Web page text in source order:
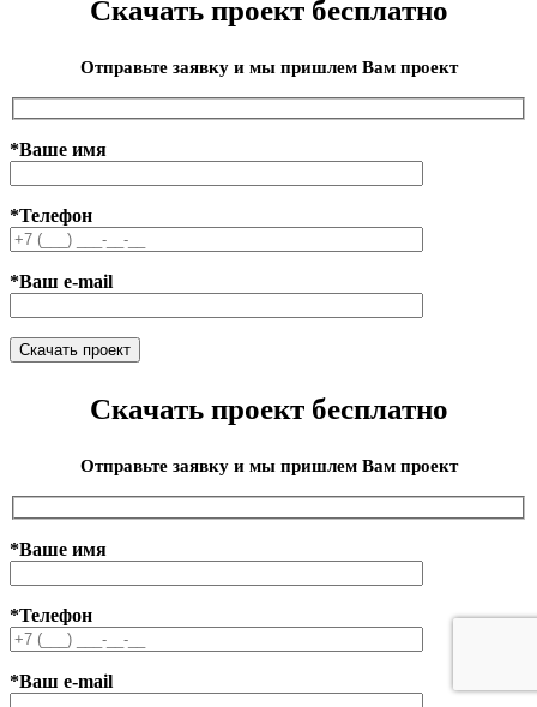
Скачать проект бесплатно
Отправьте заявку и мы пришлем Вам проект
*Ваше имя
*Телефон
*Ваш e-mail
Скачать проект бесплатно
Отправьте заявку и мы пришлем Вам проект
*Ваше имя
*Телефон
*Ваш e-mail